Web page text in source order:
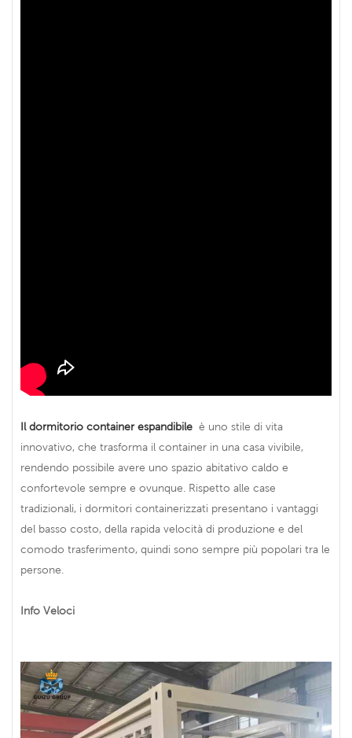
Il dormitorio container espandibile è uno stile di vita
innovativo, che trasforma il container in una casa vivibile,
rendendo possibile avere uno spazio abitativo caldo e
confortevole sempre e ovunque. Rispetto alle case
tradizionali, i dormitori containerizzati presentano i vantaggi
del basso costo, della rapida velocità di produzione e del
comodo trasferimento, quindi sono sempre più popolari tra le
persone.
Info Veloci